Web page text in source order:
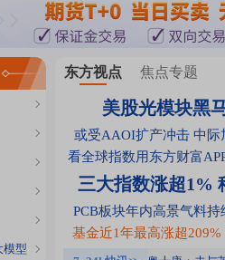
模型
东方视点 焦点专题
美股光模块黑
或受AAOI扩产冲击 中际
看全球指数用东方财富
三大指数涨超1%
PCB板块年内高景气料持
基金近1年最高涨超209%